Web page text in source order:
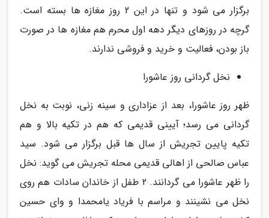
برگزار می شود و تنها در این 2 روز مغازه ها بسته است.
گرچه در روزهای دیگر دهه اول محرم هم مغازه ها در صورت
باز بودن، فعالیت و خرید و فروشی ندارند.
نخل گردانی روز عاشورا
ظهر روز عاشورا، بعد از عزاداری و سینه زنی، نوبت به نخل
گردانی می رسد؛ آیینی قدیمی که هم در تکیه بالا و هم
تکیه پایین تجریش از سال ها قبل برگزار می شود. سید
عباس صالحی از اهالی قدیمی محله تجریش می گوید: نخل
را ظهر عاشورا می گردانند. 2 طفل از خاندان سادات هم روی
نخل می نشینند و مراسم با فریاد یامحمدا و وای حسین